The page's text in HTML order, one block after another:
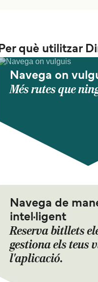
Per què utilitzar
Navega on
Més rutes que
Navega de
intel·ligent
Reserva bitllets
gestiona els teus
l'aplicació.